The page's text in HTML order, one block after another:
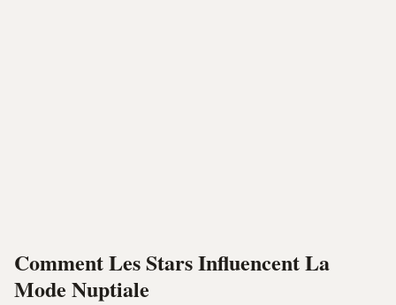
Comment Les Stars Influencent La
Mode Nuptiale